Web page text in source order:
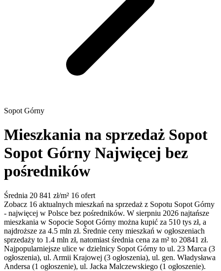
Sopot Górny
Mieszkania na sprzedaż Sopot
Sopot Górny Najwięcej bez
pośredników
Średnia 20 841 zł/m² 16 ofert
Zobacz 16 aktualnych mieszkań na sprzedaż z Sopotu Sopot Górny
- najwięcej w Polsce bez pośredników. W sierpniu 2026 najtańsze
mieszkania w Sopocie Sopot Górny można kupić za 510 tys zł, a
najdroższe za 4.5 mln zł. Średnie ceny mieszkań w ogłoszeniach
sprzedaży to 1.4 mln zł, natomiast średnia cena za m² to 20841 zł.
Najpopularniejsze ulice w dzielnicy Sopot Górny to ul. 23 Marca (3
ogłoszenia), ul. Armii Krajowej (3 ogłoszenia), ul. gen. Władysława
Andersa (1 ogłoszenie), ul. Jacka Malczewskiego (1 ogłoszenie).